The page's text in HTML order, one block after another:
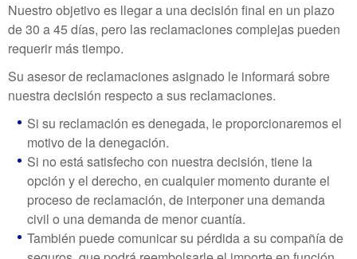
Nuestro objetivo es llegar a una decisión final en un plazo
de 30 a 45 días, pero las reclamaciones complejas pueden
requerir más tiempo.
Su asesor de reclamaciones asignado le informará sobre
nuestra decisión respecto a sus reclamaciones.
Si su reclamación es denegada, le proporcionaremos el
motivo de la denegación.
Si no está satisfecho con nuestra decisión, tiene la
opción y el derecho, en cualquier momento durante el
proceso de reclamación, de interponer una demanda
civil o una demanda de menor cuantía.
También puede comunicar su pérdida a su compañía de